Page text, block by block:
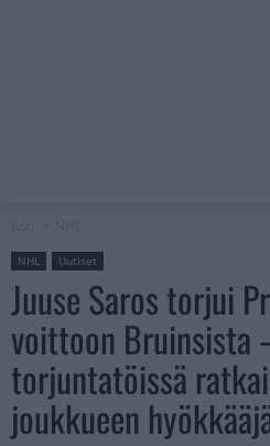
NHL Uutiset
Juuse Saros torjui
voittoon Bruinsista
torjuntatöissä
joukkueen